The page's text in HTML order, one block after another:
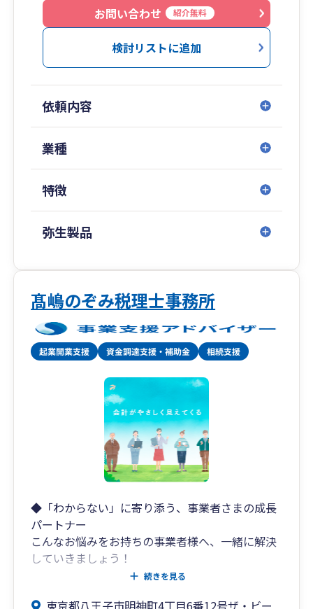
お問い合わせ
紹介無料
検討リストに追加
依頼内容
業種
特徴
弥生製品
髙嶋のぞみ税理士事務所
◆「わからない」に寄り添う、事業者さまの成長
パートナー
こんなお悩みをお持ちの事業者様へ、一緒に解決
していきましょう！
✅ 経理を効率化したい、記帳を自社でできる体制
続きを見る